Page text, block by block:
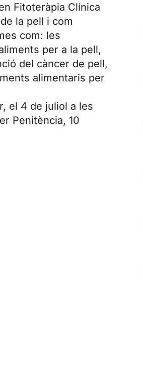
Fitoteràpia Clínica
la pell i com
com: les
per a la pell,
del càncer de pell,
alimentaris per
el 4 de juliol a les
Penitència, 10